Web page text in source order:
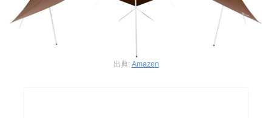
出典: Amazon